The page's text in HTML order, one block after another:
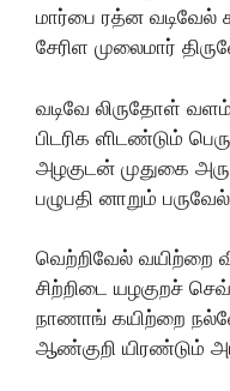
மார்பை ரத்ன வடிவேல்
சேரிள முலைமார்
வடிவே லிருதோள்
பிடரிக ளிடண்டும்
அழகுடன் முதுகை
பழுபதி னாறும்
வெற்றிவேல் வயிற்றை
சிற்றிடை யழகுறச்
நாணாங் கயிற்றை
ஆண்குறி யிரண்டும்